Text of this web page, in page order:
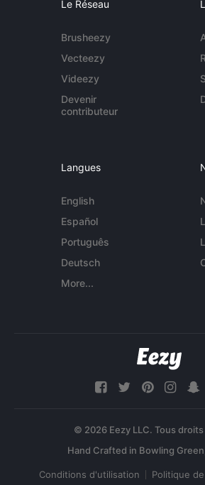
Le Réseau
Brusheezy
Vecteezy
Videezy
Devenir
contributeur
Langues
English
Español
Português
Deutsch
More...
© 2026 Eezy LLC. Tous
Conditions d'utilisation Politique